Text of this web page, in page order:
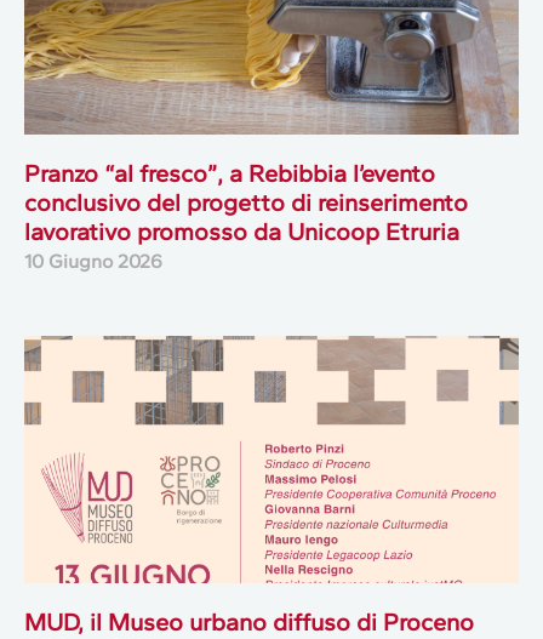
Pranzo “al fresco”, a Rebibbia l’evento
conclusivo del progetto di reinserimento
lavorativo promosso da Unicoop Etruria
10 Giugno 2026
MUD, il Museo urbano diffuso di Proceno